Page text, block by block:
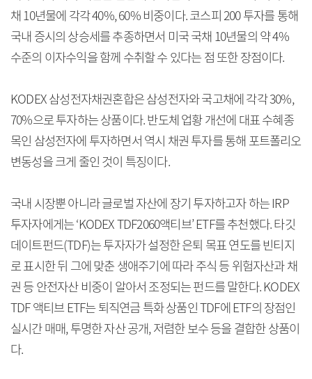
채 10년물에 각각 40%, 60% 비중이다. 코스피 200 투자를 통해
국내 증시의 상승세를 추종하면서 미국 국채 10년물의 약 4%
수준의 이자수익을 함께 수취할 수 있다는 점 또한 장점이다.
KODEX 삼성전자채권혼합은 삼성전자와 국고채에 각각 30%,
70%으로 투자하는 상품이다. 반도체 업황 개선에 대표 수혜종
목인 삼성전자에 투자하면서 역시 채권 투자를 통해 포트폴리오
변동성을 크게 줄인 것이 특징이다.
국내 시장뿐 아니라 글로벌 자산에 장기 투자하고자 하는 IRP
투자자에게는 ‘KODEX TDF2060액티브’ ETF를 추천했다. 타깃
데이트펀드(TDF)는 투자자가 설정한 은퇴 목표 연도를 빈티지
로 표시한 뒤 그에 맞춘 생애주기에 따라 주식 등 위험자산과 채
권 등 안전자산 비중이 알아서 조정되는 펀드를 말한다. KODEX
TDF 액티브 ETF는 퇴직연금 특화 상품인 TDF에 ETF의 장점인
실시간 매매, 투명한 자산 공개, 저렴한 보수 등을 결합한 상품이
다.